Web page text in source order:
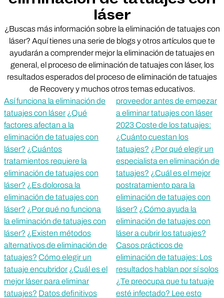
láser
¿Buscas más información sobre la eliminación de tatuajes con
láser? Aquí tienes una serie de blogs y otros artículos que te
ayudarán a comprender mejor la eliminación de tatuajes en
general, el proceso de eliminación de tatuajes con láser, los
resultados esperados del proceso de eliminación de tatuajes
de Recovery y muchos otros temas educativos.
Así funciona la eliminación de
tatuajes con láser ¿Qué
factores afectan a la
eliminación de tatuajes con
láser? ¿Cuántos
tratamientos requiere la
eliminación de tatuajes con
láser? ¿Es dolorosa la
eliminación de tatuajes con
láser? ¿Por qué no funciona
la eliminación de tatuajes con
láser? ¿Existen métodos
alternativos de eliminación de
tatuajes? Cómo elegir un
tatuaje encubridor ¿Cuál es el
mejor láser para eliminar
tatuajes? Datos definitivos
proveedor antes de empezar
a eliminar tatuajes con láser
2023 Coste de los tatuajes:
¿Cuánto cuestan los
tatuajes? ¿Por qué elegir un
especialista en eliminación de
tatuajes? ¿Cuál es el mejor
postratamiento para la
eliminación de tatuajes con
láser? ¿Cómo ayuda la
eliminación de tatuajes con
láser a cubrir los tatuajes?
Casos prácticos de
eliminación de tatuajes: Los
resultados hablan por sí solos
¿Te preocupa que tu tatuaje
esté infectado? Lee esto